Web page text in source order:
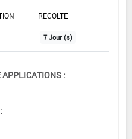
RÉCOLTE
7 Jour (s)
: